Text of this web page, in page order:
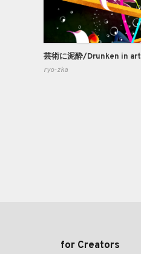
芸術に泥酔/Drunken in art
ryo-zka
for Creators